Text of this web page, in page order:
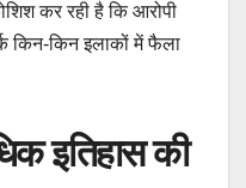
कर रही है कि आरोपी
किन-किन इलाकों में फैला
इतिहास की